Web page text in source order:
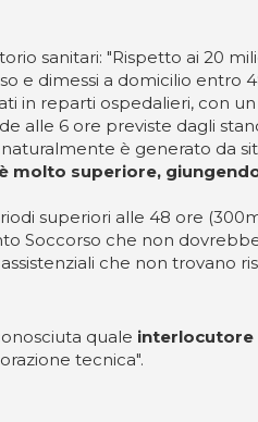
sanitari: "Rispetto ai 20
e dimessi a domicilio entro
in reparti ospedalieri, con
6 ore previste dagli
è generato da
molto superiore,
superiori alle 48 ore
Soccorso che non
che non trovano
quale
tecnica".